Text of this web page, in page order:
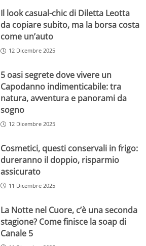
Il look casual-chic di Diletta Leotta
da copiare subito, ma la borsa costa
come un’auto
12 Dicembre 2025
5 oasi segrete dove vivere un
Capodanno indimenticabile: tra
natura, avventura e panorami da
sogno
12 Dicembre 2025
Cosmetici, questi conservali in frigo:
dureranno il doppio, risparmio
assicurato
11 Dicembre 2025
La Notte nel Cuore, c’è una seconda
stagione? Come finisce la soap di
Canale 5